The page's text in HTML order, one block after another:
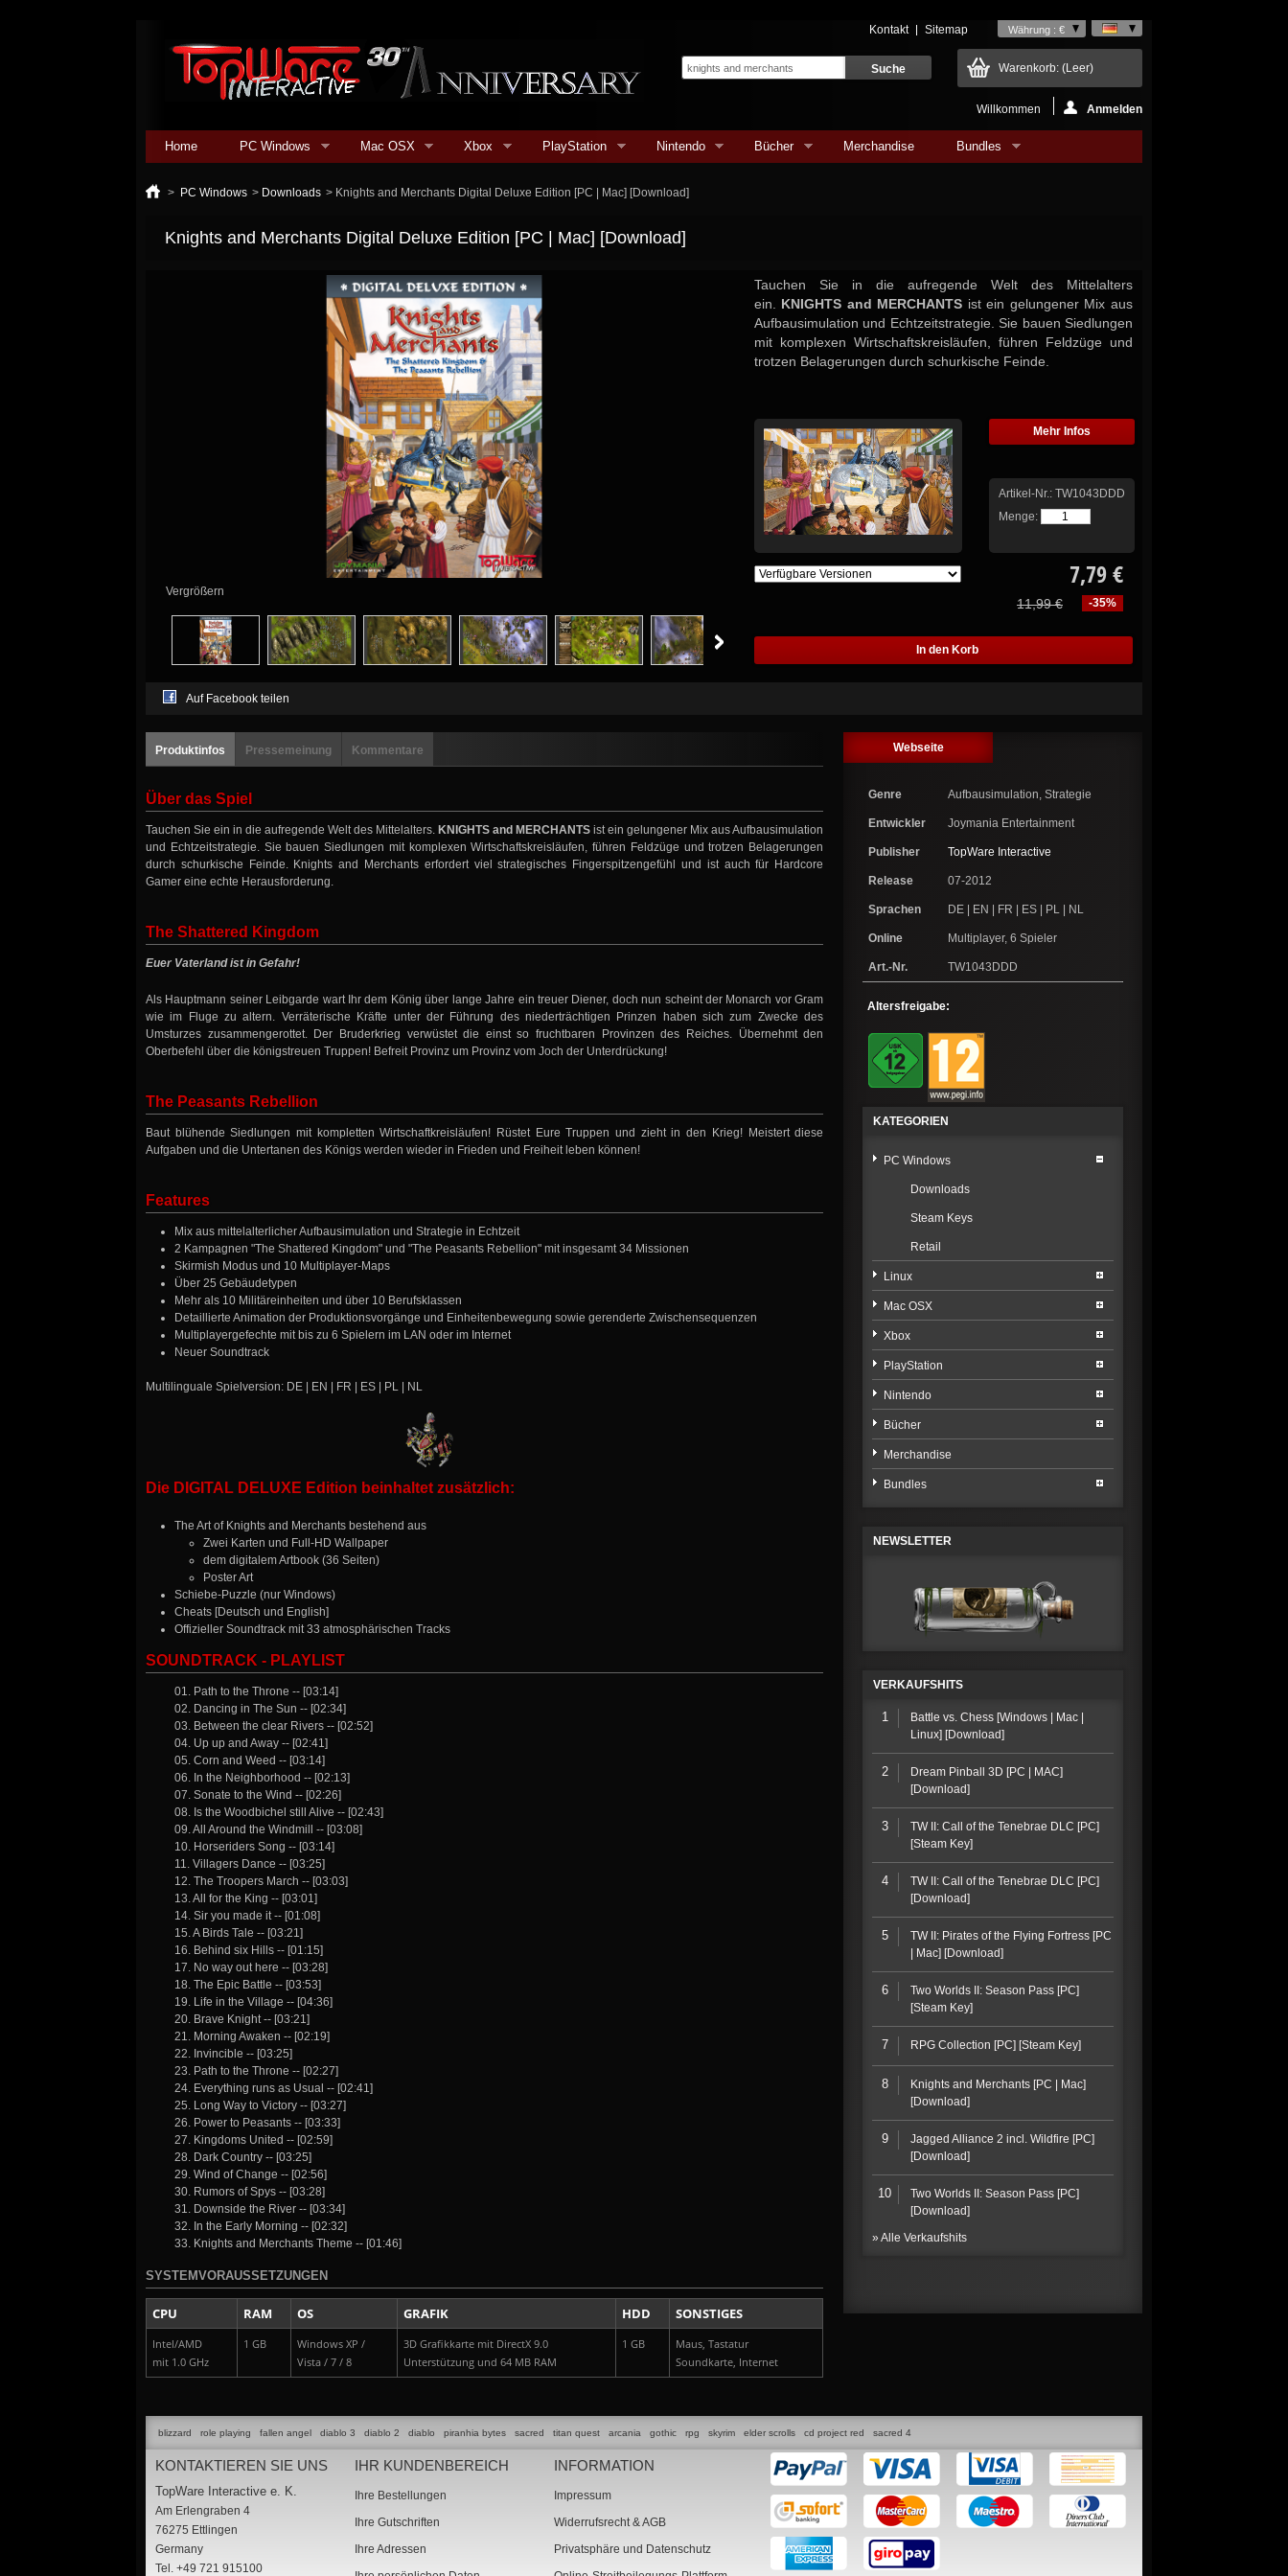
Währung : €
Kontakt Sitemap
Warenkorb: (Leer)
Willkommen Anmelden
Home PC Windows Mac OSX Xbox PlayStation Nintendo Bücher Merchandise Bundles
> PC Windows > Downloads > Knights and Merchants Digital Deluxe Edition [PC | Mac] [Download]
Knights and Merchants Digital Deluxe Edition [PC | Mac] [Download]
Vergrößern
Tauchen Sie in die aufregende Welt des Mittelalters
ein. KNIGHTS and MERCHANTS ist ein gelungener Mix aus
Aufbausimulation und Echtzeitstrategie. Sie bauen Siedlungen
mit komplexen Wirtschaftskreisläufen, führen Feldzüge und
trotzen Belagerungen durch schurkische Feinde.
Mehr Infos
Artikel-Nr.: TW1043DDD
Menge:
7,79 €
-35%
11,99 €
Auf Facebook teilen
Produktinfos Pressemeinung Kommentare
Über das Spiel
Tauchen Sie ein in die aufregende Welt des Mittelalters. KNIGHTS and MERCHANTS ist ein gelungener Mix aus Aufbausimulation
und Echtzeitstrategie. Sie bauen Siedlungen mit komplexen Wirtschaftskreisläufen, führen Feldzüge und trotzen Belagerungen
durch schurkische Feinde. Knights and Merchants erfordert viel strategisches Fingerspitzengefühl und ist auch für Hardcore
Gamer eine echte Herausforderung.
The Shattered Kingdom
Euer Vaterland ist in Gefahr!
Als Hauptmann seiner Leibgarde wart Ihr dem König über lange Jahre ein treuer Diener, doch nun scheint der Monarch vor Gram
wie im Fluge zu altern. Verräterische Kräfte unter der Führung des niederträchtigen Prinzen haben sich zum Zwecke des
Umsturzes zusammengerottet. Der Bruderkrieg verwüstet die einst so fruchtbaren Provinzen des Reiches. Übernehmt den
Oberbefehl über die königstreuen Truppen! Befreit Provinz um Provinz vom Joch der Unterdrückung!
The Peasants Rebellion
Baut blühende Siedlungen mit kompletten Wirtschaftkreisläufen! Rüstet Eure Truppen und zieht in den Krieg! Meistert diese
Aufgaben und die Untertanen des Königs werden wieder in Frieden und Freiheit leben können!
Features
Mix aus mittelalterlicher Aufbausimulation und Strategie in Echtzeit
2 Kampagnen "The Shattered Kingdom" und "The Peasants Rebellion" mit insgesamt 34 Missionen
Skirmish Modus und 10 Multiplayer-Maps
Über 25 Gebäudetypen
Mehr als 10 Militäreinheiten und über 10 Berufsklassen
Detaillierte Animation der Produktionsvorgänge und Einheitenbewegung sowie gerenderte Zwischensequenzen
Multiplayergefechte mit bis zu 6 Spielern im LAN oder im Internet
Neuer Soundtrack
Multilinguale Spielversion: DE | EN | FR | ES | PL | NL
Die DIGITAL DELUXE Edition beinhaltet zusätzlich:
The Art of Knights and Merchants bestehend aus
Zwei Karten und Full-HD Wallpaper
dem digitalem Artbook (36 Seiten)
Poster Art
Schiebe-Puzzle (nur Windows)
Cheats [Deutsch und English]
Offizieller Soundtrack mit 33 atmosphärischen Tracks
SOUNDTRACK - PLAYLIST
01. Path to the Throne -- [03:14]
02. Dancing in The Sun -- [02:34]
03. Between the clear Rivers -- [02:52]
04. Up up and Away -- [02:41]
05. Corn and Weed -- [03:14]
06. In the Neighborhood -- [02:13]
07. Sonate to the Wind -- [02:26]
08. Is the Woodbichel still Alive -- [02:43]
09. All Around the Windmill -- [03:08]
10. Horseriders Song -- [03:14]
11. Villagers Dance -- [03:25]
12. The Troopers March -- [03:03]
13. All for the King -- [03:01]
14. Sir you made it -- [01:08]
15. A Birds Tale -- [03:21]
16. Behind six Hills -- [01:15]
17. No way out here -- [03:28]
18. The Epic Battle -- [03:53]
19. Life in the Village -- [04:36]
20. Brave Knight -- [03:21]
21. Morning Awaken -- [02:19]
22. Invincible -- [03:25]
23. Path to the Throne -- [02:27]
24. Everything runs as Usual -- [02:41]
25. Long Way to Victory -- [03:27]
26. Power to Peasants -- [03:33]
27. Kingdoms United -- [02:59]
28. Dark Country -- [03:25]
29. Wind of Change -- [02:56]
30. Rumors of Spys -- [03:28]
31. Downside the River -- [03:34]
32. In the Early Morning -- [02:32]
33. Knights and Merchants Theme -- [01:46]
SYSTEMVORAUSSETZUNGEN
CPU RAM OS GRAFIK HDD SONSTIGES
Intel/AMD
mit 1.0 GHz
1 GB
Windows XP /
Vista / 7 / 8
3D Grafikkarte mit DirectX 9.0
Unterstützung und 64 MB RAM
1 GB
Maus, Tastatur
Soundkarte, Internet
Webseite
Genre Aufbausimulation, Strategie
Entwickler Joymania Entertainment
Publisher TopWare Interactive
Release 07-2012
Sprachen DE | EN | FR | ES | PL | NL
Online Multiplayer, 6 Spieler
Art.-Nr. TW1043DDD
Altersfreigabe:
KATEGORIEN
PC Windows
Downloads
Steam Keys
Retail
Linux
Mac OSX
Xbox
PlayStation
Nintendo
Bücher
Merchandise
Bundles
NEWSLETTER
VERKAUFSHITS
1
Battle vs. Chess [Windows | Mac |
Linux] [Download]
2
Dream Pinball 3D [PC | MAC]
[Download]
3
TW II: Call of the Tenebrae DLC [PC]
[Steam Key]
4
TW II: Call of the Tenebrae DLC [PC]
[Download]
5
TW II: Pirates of the Flying Fortress [PC
| Mac] [Download]
6
Two Worlds II: Season Pass [PC]
[Steam Key]
7 RPG Collection [PC] [Steam Key]
8
Knights and Merchants [PC | Mac]
[Download]
9
Jagged Alliance 2 incl. Wildfire [PC]
[Download]
10
Two Worlds II: Season Pass [PC]
[Download]
» Alle Verkaufshits
blizzard role playing fallen angel diablo 3 diablo 2 diablo piranhia bytes sacred titan quest arcania gothic rpg skyrim elder scrolls cd project red sacred 4
KONTAKTIEREN SIE UNS
TopWare Interactive e. K.
Am Erlengraben 4
76275 Ettlingen
Germany
Tel. +49 721 915100
IHR KUNDENBEREICH
Ihre Bestellungen
Ihre Gutschriften
Ihre Adressen
INFORMATION
Impressum
Widerrufsrecht & AGB
Privatsphäre und Datenschutz